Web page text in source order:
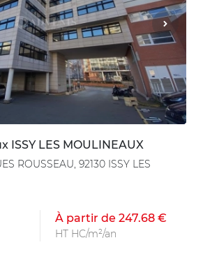
ISSY LES MOULINEAUX
ROUSSEAU, 92130 ISSY LES
À partir de 247.68 €
HT HC/m²/an